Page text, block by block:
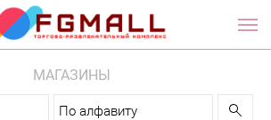
МАГАЗИНЫ
По алфавиту